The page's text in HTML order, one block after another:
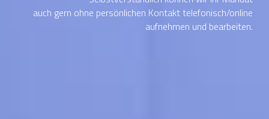
auch gern ohne persönlichen Kontakt telefonisch/online
aufnehmen und bearbeiten.